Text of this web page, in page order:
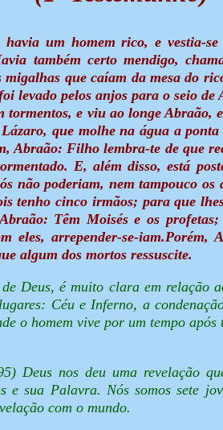
havia um homem rico, e vestia-
também certo mendigo,
migalhas que caíam da mesa do
levado pelos anjos para o seio
tormentos, e viu ao longe
que molhe na água a
Abraão: Filho lembra-te de que
E, além disso, está
não poderiam, nem tampouco
tenho cinco irmãos; para que
Têm Moisés e os
eles, arrepender-se-
algum dos mortos ressuscite.
Deus, é muito clara em relação
Céu e Inferno, a
o homem vive por um tempo
Deus nos deu uma revelação
e sua Palavra. Nós somos sete
com o mundo.